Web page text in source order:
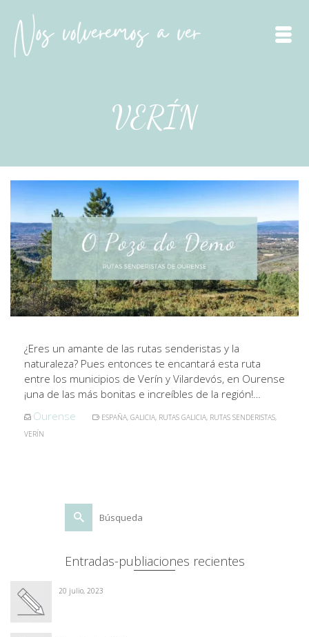
VERÍN
¿Eres un amante de las rutas senderistas y la
naturaleza? Pues entonces te encantará esta ruta
entre los municipios de Verín y Vilardevós, en Ourense
¡una de las más bonitas e increíbles de la región!…
Ourense
ESPAÑA, GALICIA, RUTAS GALICIA, RUTAS SENDERISTAS,
VERÍN
Buscar
por:
Entradas-publiaciones recientes
20 julio, 2023